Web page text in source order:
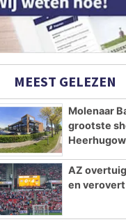
MEEST GELEZEN
Molenaar
grootste
AZ
en